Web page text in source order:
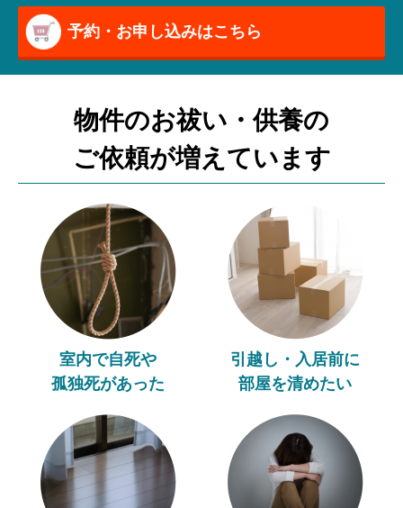
予約・お申し込みはこちら
物件のお祓い・供養の
ご依頼が増えています
室内で自死や
孤独死があった
引越し・入居前に
部屋を清めたい